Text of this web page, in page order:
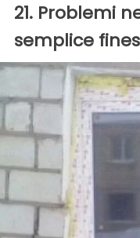
21. Problemi
semplice